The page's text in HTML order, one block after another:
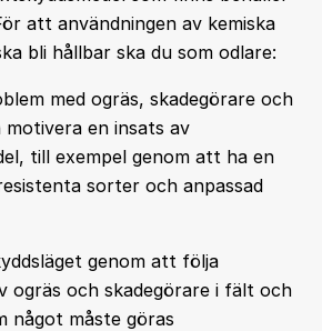
att användningen av kemiska
bli hållbar ska du som odlare:
med ogräs, skadegörare och
en insats av
till exempel genom att ha en
sorter och anpassad
genom att följa
ogräs och skadegörare i fält och
något måste göras